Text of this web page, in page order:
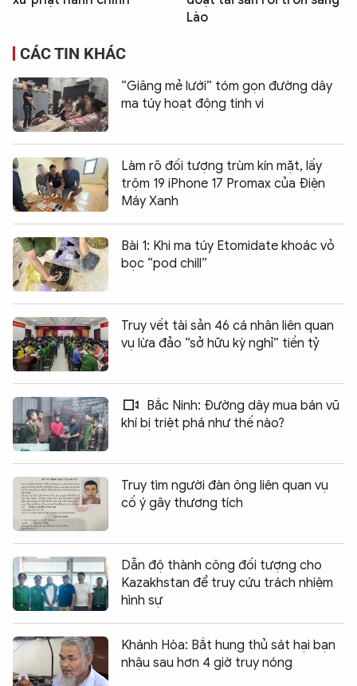
Lào
CÁC TIN KHÁC
“Giăng mẻ lưới” tóm gọn đường dây
ma túy hoạt động tinh vi
Làm rõ đối tượng trùm kín mặt, lấy
trộm 19 iPhone 17 Promax của Điện
Máy Xanh
Bài 1: Khi ma túy Etomidate khoác vỏ
bọc “pod chill”
Truy vết tài sản 46 cá nhân liên quan
vụ lừa đảo “sở hữu kỳ nghỉ” tiền tỷ
Bắc Ninh: Đường dây mua bán vũ
khí bị triệt phá như thế nào?
Truy tìm người đàn ông liên quan vụ
cố ý gây thương tích
Dẫn độ thành công đối tượng cho
Kazakhstan để truy cứu trách nhiệm
hình sự
Khánh Hòa: Bắt hung thủ sát hại bạn
nhậu sau hơn 4 giờ truy nóng